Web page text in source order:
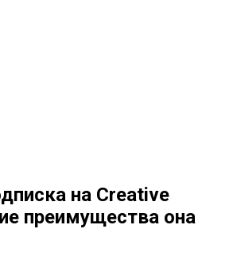
на Creative
преимущества она